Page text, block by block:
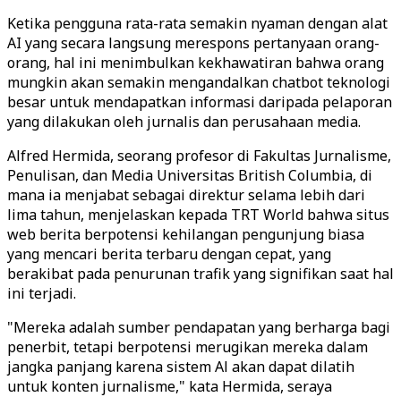
Ketika pengguna rata-rata semakin nyaman dengan alat
AI yang secara langsung merespons pertanyaan orang-
orang, hal ini menimbulkan kekhawatiran bahwa orang
mungkin akan semakin mengandalkan chatbot teknologi
besar untuk mendapatkan informasi daripada pelaporan
yang dilakukan oleh jurnalis dan perusahaan media.
Alfred Hermida, seorang profesor di Fakultas Jurnalisme,
Penulisan, dan Media Universitas British Columbia, di
mana ia menjabat sebagai direktur selama lebih dari
lima tahun, menjelaskan kepada TRT World bahwa situs
web berita berpotensi kehilangan pengunjung biasa
yang mencari berita terbaru dengan cepat, yang
berakibat pada penurunan trafik yang signifikan saat hal
ini terjadi.
"Mereka adalah sumber pendapatan yang berharga bagi
penerbit, tetapi berpotensi merugikan mereka dalam
jangka panjang karena sistem Al akan dapat dilatih
untuk konten jurnalisme," kata Hermida, seraya